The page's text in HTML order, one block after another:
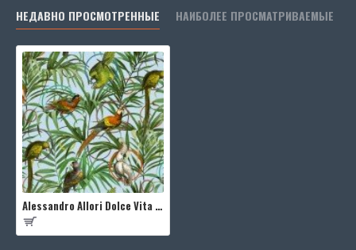
НЕДАВНО ПРОСМОТРЕННЫЕ НАИБОЛЕЕ ПРОСМАТРИВАЕМЫЕ
Alessandro Allori Dolce Vita RDV2401-4